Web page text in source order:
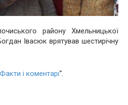
району Хмельницької
Івасюк врятував шестирічну
Факти і коментарі“.